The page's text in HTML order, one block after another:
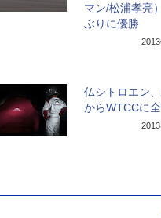
マン/松浦孝亮
ぶりに優勝
仏シトロエン
からWTCCに